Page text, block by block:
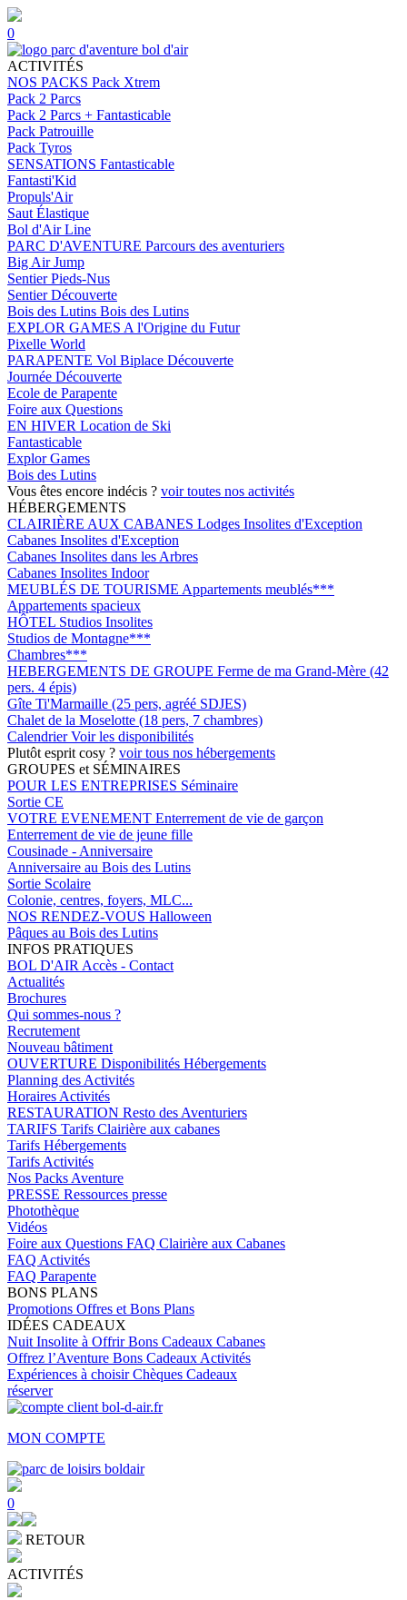
0
ACTIVITÉS
NOS PACKS Pack Xtrem
Pack 2 Parcs
Pack 2 Parcs + Fantasticable
Pack Patrouille
Pack Tyros
SENSATIONS Fantasticable
Fantasti'Kid
Propuls'Air
Saut Élastique
Bol d'Air Line
PARC D'AVENTURE Parcours des aventuriers
Big Air Jump
Sentier Pieds-Nus
Sentier Découverte
Bois des Lutins Bois des Lutins
EXPLOR GAMES A l'Origine du Futur
Pixelle World
PARAPENTE Vol Biplace Découverte
Journée Découverte
Ecole de Parapente
Foire aux Questions
EN HIVER Location de Ski
Fantasticable
Explor Games
Bois des Lutins
Vous êtes encore indécis ? voir toutes nos activités
HÉBERGEMENTS
CLAIRIÈRE AUX CABANES Lodges Insolites d'Exception
Cabanes Insolites d'Exception
Cabanes Insolites dans les Arbres
Cabanes Insolites Indoor
MEUBLÉS DE TOURISME Appartements meublés***
Appartements spacieux
HÔTEL Studios Insolites
Studios de Montagne***
Chambres***
HEBERGEMENTS DE GROUPE Ferme de ma Grand-Mère (42
pers. 4 épis)
Gîte Ti'Marmaille (25 pers, agréé SDJES)
Chalet de la Moselotte (18 pers, 7 chambres)
CalendrierVoir les disponibilités
Plutôt esprit cosy ? voir tous nos hébergements
GROUPES et SÉMINAIRES
POUR LES ENTREPRISES Séminaire
Sortie CE
VOTRE EVENEMENT Enterrement de vie de garçon
Enterrement de vie de jeune fille
Cousinade - Anniversaire
Anniversaire au Bois des Lutins
Sortie Scolaire
Colonie, centres, foyers, MLC...
NOS RENDEZ-VOUS Halloween
Pâques au Bois des Lutins
INFOS PRATIQUES
BOL D'AIR Accès - Contact
Actualités
Brochures
Qui sommes-nous ?
Recrutement
Nouveau bâtiment
OUVERTURE Disponibilités Hébergements
Planning des Activités
Horaires Activités
RESTAURATION Resto des Aventuriers
TARIFS Tarifs Clairière aux cabanes
Tarifs Hébergements
Tarifs Activités
Nos Packs Aventure
PRESSE Ressources presse
Photothèque
Vidéos
Foire aux Questions FAQ Clairière aux Cabanes
FAQ Activités
FAQ Parapente
BONS PLANS
Promotions Offres et Bons Plans
IDÉES CADEAUX
Nuit Insolite à OffrirBons Cadeaux Cabanes
Offrez l’Aventure Bons Cadeaux Activités
Expériences à choisirChèques Cadeaux
réserver
MON COMPTE
0
RETOUR
ACTIVITÉS